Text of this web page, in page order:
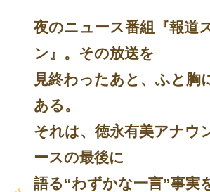
夜のニュース番組『報道
ン』。その放送を
見終わったあと、ふと胸
ある。
それは、徳永有美アナウ
ースの最後に
語る“わずかな一言”事実